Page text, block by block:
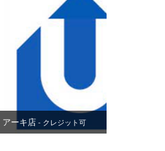
アーキ店- クレジット可